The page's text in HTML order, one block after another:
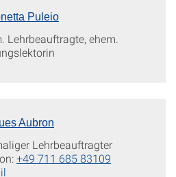
Puleio
Lehrbeauftragte, ehem.
Aubron
Lehrbeauftragter
+49 711 685 83109